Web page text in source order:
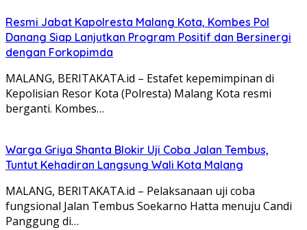
Resmi Jabat Kapolresta Malang Kota, Kombes Pol
Danang Siap Lanjutkan Program Positif dan Bersinergi
dengan Forkopimda
MALANG, BERITAKATA.id – Estafet kepemimpinan di
Kepolisian Resor Kota (Polresta) Malang Kota resmi
berganti. Kombes…
Warga Griya Shanta Blokir Uji Coba Jalan Tembus,
Tuntut Kehadiran Langsung Wali Kota Malang
MALANG, BERITAKATA.id – Pelaksanaan uji coba
fungsional Jalan Tembus Soekarno Hatta menuju Candi
Panggung di…